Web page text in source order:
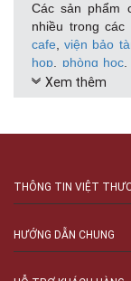
Các sản phẩm
nhiều trong
cafe,viện bảo
họp, phòng học,
nhà ga ,nhà thờ
bar, Karaoke,
Từ năm 1983,
phân phối các
loa phóng
micro,amply…và
Xem thêm
THÔNG TIN VIỆT
HƯỚNG DẪN CHUNG